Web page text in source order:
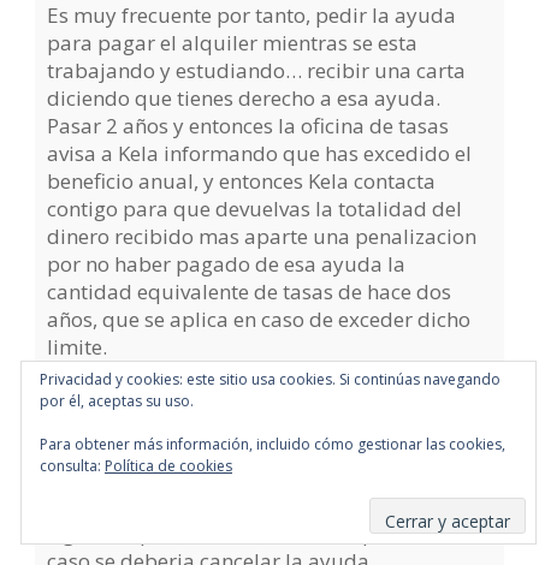
Es muy frecuente por tanto, pedir la ayuda
para pagar el alquiler mientras se esta
trabajando y estudiando… recibir una carta
diciendo que tienes derecho a esa ayuda.
Pasar 2 años y entonces la oficina de tasas
avisa a Kela informando que has excedido el
beneficio anual, y entonces Kela contacta
contigo para que devuelvas la totalidad del
dinero recibido mas aparte una penalizacion
por no haber pagado de esa ayuda la
cantidad equivalente de tasas de hace dos
años, que se aplica en caso de exceder dicho
limite.
Asi que es muy comun recibir una carta en la
mas algo mas por la penalizacion.
Ademas, recibireis otra carta parecida al año
siguiente por el año actual… asi que en ese
Privacidad y cookies: este sitio usa cookies. Si continúas navegando
por él, aceptas su uso.
Para obtener más información, incluido cómo gestionar las cookies,
consulta: Política de cookies